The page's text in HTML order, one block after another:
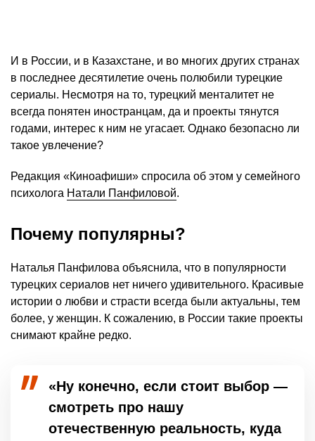
И в России, и в Казахстане, и во многих других странах
в последнее десятилетие очень полюбили турецкие
сериалы. Несмотря на то, турецкий менталитет не
всегда понятен иностранцам, да и проекты тянутся
годами, интерес к ним не угасает. Однако безопасно ли
такое увлечение?
Редакция «Киноафиши» спросила об этом у семейного
психолога Натали Панфиловой.
Почему популярны?
Наталья Панфилова объяснила, что в популярности
турецких сериалов нет ничего удивительного. Красивые
истории о любви и страсти всегда были актуальны, тем
более, у женщин. К сожалению, в России такие проекты
снимают крайне редко.
«Ну конечно, если стоит выбор —
смотреть про нашу
отечественную реальность, куда